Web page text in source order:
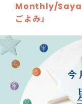
Monthly/Saya
ごよみ」